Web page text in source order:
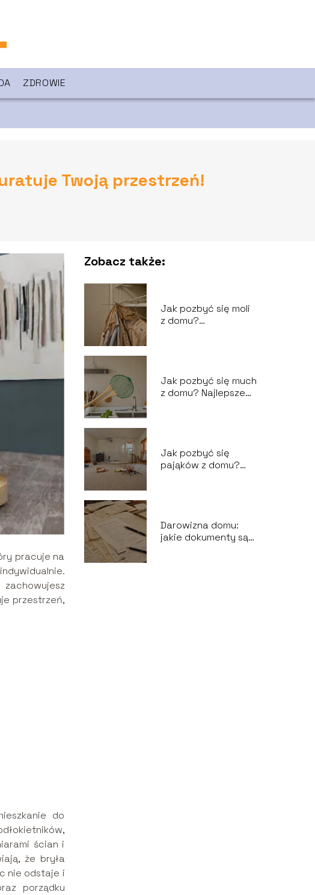
ZDROWIE
Twoją przestrzeń!
pracuje na
przestrzeń,
do
ścian i
że bryła
nie odstaje i
porządku
Zobacz także:
Jak pozbyć się moli
z domu?
Jak pozbyć się much
z domu? Najlepsze
Jak pozbyć się
pająków z domu?
Darowizna domu:
jakie dokumenty są